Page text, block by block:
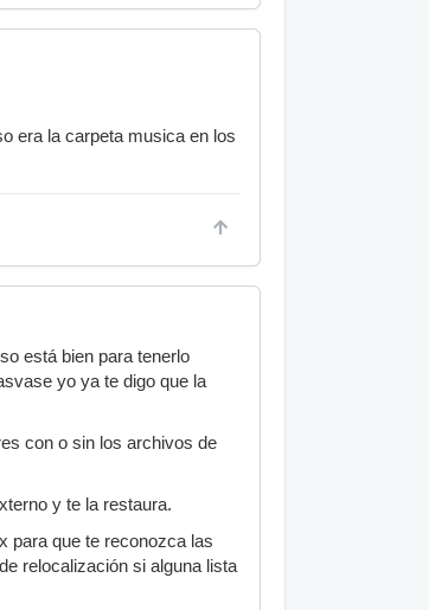
era la carpeta musica en los
está bien para tenerlo
yo ya te digo que la
con o sin los archivos de
y te la restaura.
para que te reconozca las
relocalización si alguna lista